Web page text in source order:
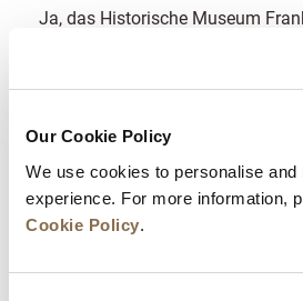
Our Cookie Policy
We use cookies to personalise
experience. For more information,
Cookie Policy.
Ja, das Historische Museum
Besuch sehr wert, wenn Sie die
modernes Geschäftsimage
möchten. Es liefert hilfreichen
besonders gut für Erstbesucher
historische Zentrum erkunden.
Welche Frankfurter